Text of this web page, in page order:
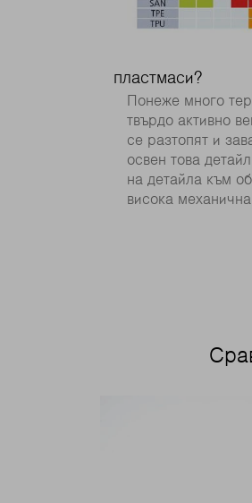
пластмаси?
Понеже много
твърдо активно
се разтопят и
освен това
на детайла към
висока